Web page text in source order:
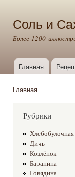
Соль и
Более 1200
Главное меню
Главная
Главная
Рубрики
Хлебобулочная
Дичь
Козлёнок
Баранина
Говядина